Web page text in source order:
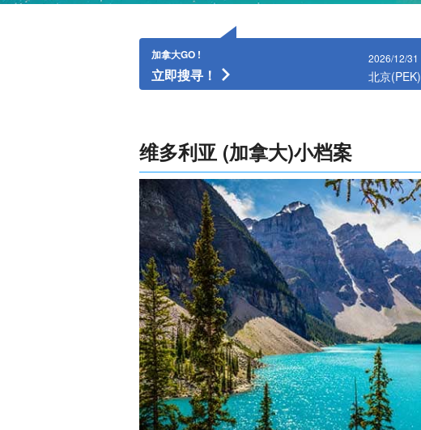
加拿大GO !
立即搜寻！
2026/12/31
北京(PEK)
维多利亚 (加拿大)小档案